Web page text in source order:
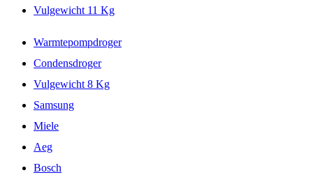
Vulgewicht 11 Kg
Warmtepompdroger
Condensdroger
Vulgewicht 8 Kg
Samsung
Miele
Aeg
Bosch